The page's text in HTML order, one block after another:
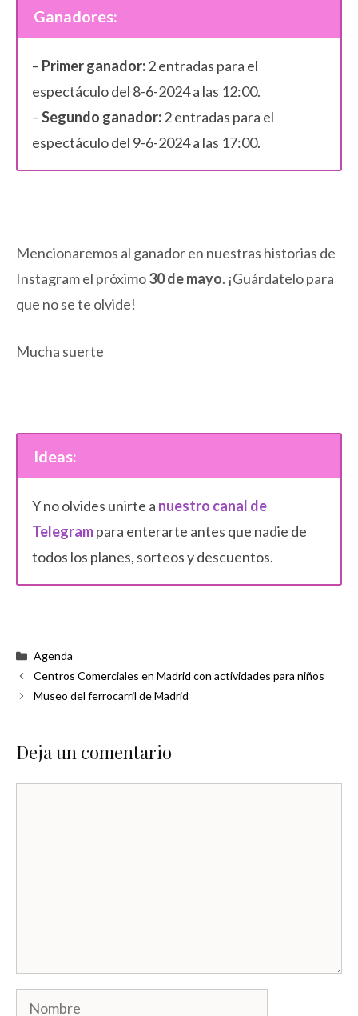
Ganadores:
– Primer ganador:2 entradas para el
espectáculo del 8-6-2024 a las 12:00.
–Segundo ganador:2 entradas para el
espectáculo del 9-6-2024 a las 17:00.
Mencionaremos al ganador en nuestras historias de
Instagram el próximo30 de mayo. ¡Guárdatelo para
que no se te olvide!
Mucha suerte
Ideas:
Y no olvides unirte a nuestro canal de
Telegrampara enterarte antes que nadie de
todos los planes, sorteos y descuentos.
Categorías
Agenda
Centros Comerciales en Madrid con actividades para niños
Museo del ferrocarril de Madrid
Deja un comentario
Nombre